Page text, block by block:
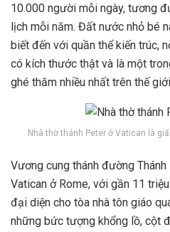
10.000 người mỗi ngày, tương
lịch mỗi năm. Đất nước nhỏ bé
biết đến với quần thể kiến ​​trúc,
có kích thước thật và là một
ghé thăm nhiều nhất trên thế
Nhà thờ thánh Peter ở Vatican là
Vương cung thánh đường
Vatican ở Rome, với gần 11
đại diện cho tòa nhà tôn giáo
những bức tượng khổng lồ, cột